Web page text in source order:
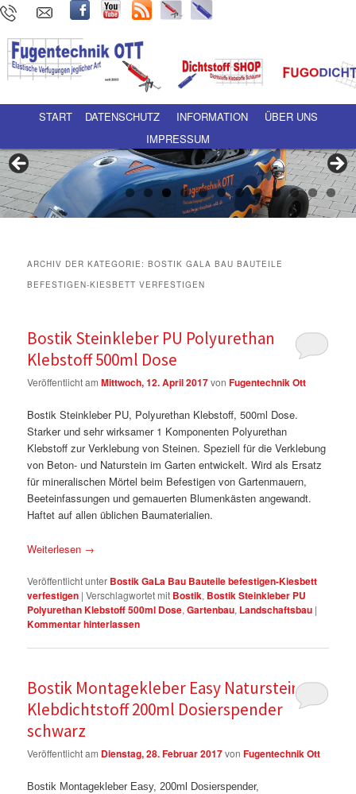
Hauptmenü Zum Inhalt wechseln
Zum sekundären Inhalt wechseln
START DATENSCHUTZ INFORMATION
ÜBER UNS
IMPRESSUM
ARCHIV DER KATEGORIE:BOSTIK GALA BAU BAUTEILE
BEFESTIGEN-KIESBETT VERFESTIGEN
Bostik Steinkleber PU Polyurethan
Klebstoff 500ml Dose
Veröffentlicht amMittwoch, 12. April 2017vonFugentechnik Ott
Bostik Steinkleber PU, Polyurethan Klebstoff, 500ml Dose.
Starker und sehr wirksamer 1 Komponenten Polyurethan
Klebstoff zur Verklebung von Steinen. Speziell für die Verklebung
von Beton- und Naturstein im Garten entwickelt. Wird als Ersatz
für mineralischen Mörtel beim Befestigen von Gartenmauern,
Beeteinfassungen und gemauerten Blumenkästen angewandt.
Haftet auf allen üblichen Baumaterialien.
Weiterlesen →
Veröffentlicht unter Bostik GaLa Bau Bauteile befestigen-Kiesbett
verfestigen |Verschlagwortet mit Bostik, Bostik Steinkleber PU
Polyurethan Klebstoff 500ml Dose,Gartenbau, Landschaftsbau |
Kommentar hinterlassen
Bostik Montagekleber Easy Naturstein
Klebdichtstoff 200ml Dosierspender
schwarz
Veröffentlicht am Dienstag, 28. Februar 2017vonFugentechnik Ott
Bostik Montagekleber Easy, 200ml Dosierspender,